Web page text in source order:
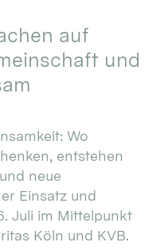
auf
und
Wo
entstehen
neue
Einsatz und
Juli im Mittelpunkt
Köln und KVB.